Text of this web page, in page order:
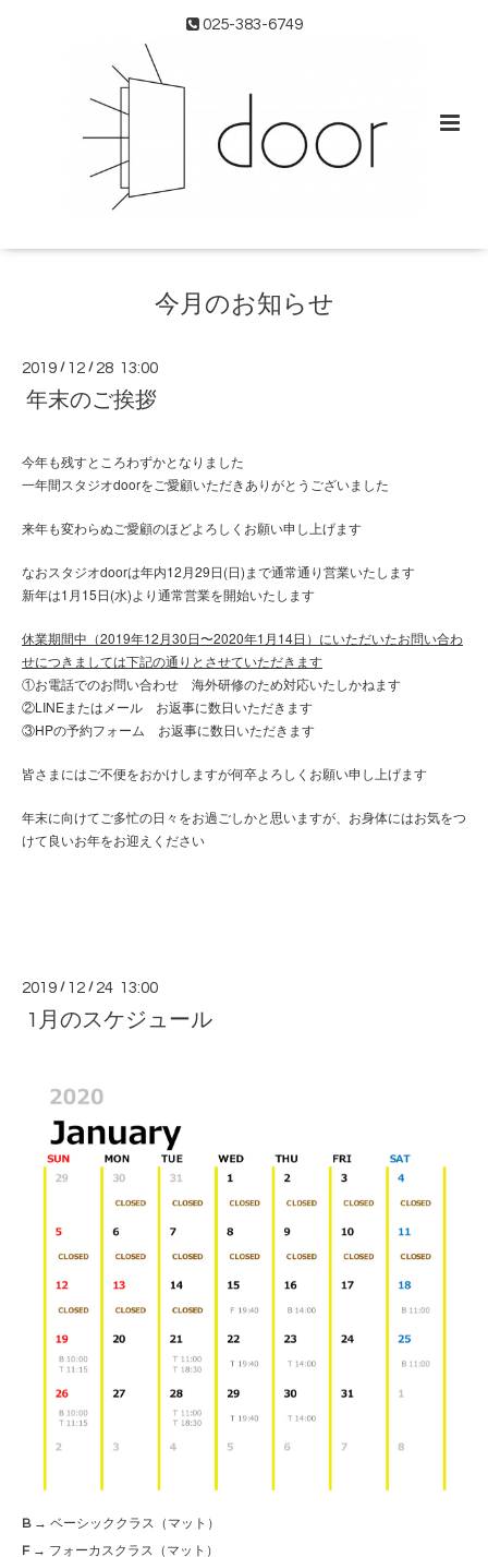
025-383-6749
今月のお知らせ
2019 / 12 / 28 13:00
年末のご挨拶
今年も残すところわずかとなりました
一年間スタジオdoorをご愛顧いただきありがとうございました
来年も変わらぬご愛顧のほどよろしくお願い申し上げます
なおスタジオdoorは年内12月29日(日)まで通常通り営業いたします
新年は1月15日(水)より通常営業を開始いたします
休業期間中（2019年12月30日〜2020年1月14日）にいただいたお問い合わ
せにつきましては下記の通りとさせていただきます
①お電話でのお問い合わせ 海外研修のため対応いたしかねます
②LINEまたはメール お返事に数日いただきます
③HPの予約フォーム お返事に数日いただきます
皆さまにはご不便をおかけしますが何卒よろしくお願い申し上げます
年末に向けてご多忙の日々をお過ごしかと思いますが、お身体にはお気をつ
けて良いお年をお迎えください
2019 / 12 / 24 13:00
1月のスケジュール
B → ベーシッククラス（マット）
F → フォーカスクラス（マット）